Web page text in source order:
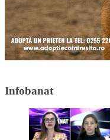
Infobanat